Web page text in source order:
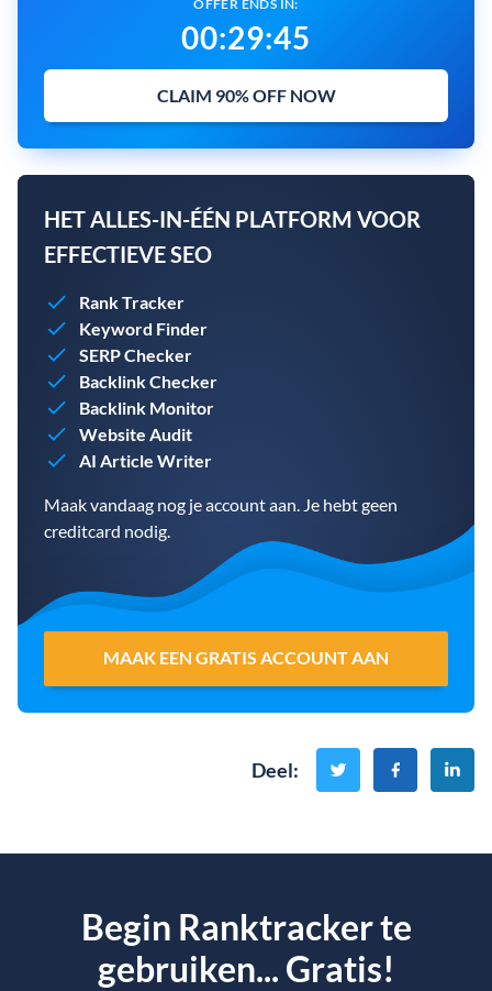
OFFER ENDS IN:
00:29:44
CLAIM 90% OFF NOW
HET ALLES-IN-ÉÉN PLATFORM VOOR
EFFECTIEVE SEO
Rank Tracker
Keyword Finder
SERP Checker
Backlink Checker
Backlink Monitor
Website Audit
AI Article Writer
Maak vandaag nog je account aan. Je hebt geen
creditcard nodig.
MAAK EEN GRATIS ACCOUNT AAN
Deel:
Begin Ranktracker te
gebruiken... Gratis!